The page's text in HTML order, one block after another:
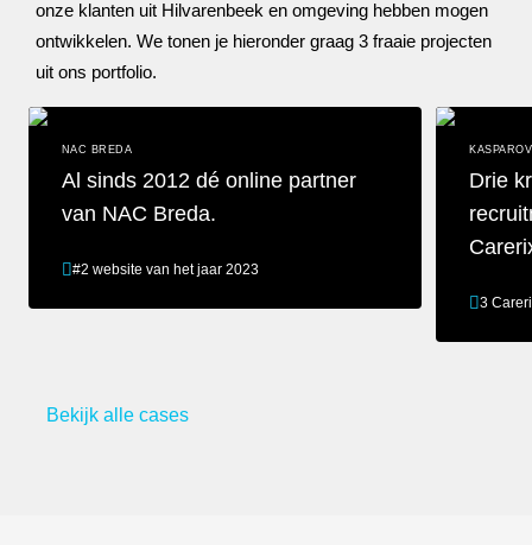
onze klanten uit Hilvarenbeek en omgeving hebben mogen
ontwikkelen. We tonen je hieronder graag 3 fraaie projecten
uit ons portfolio.
NAC BREDA
Al sinds 2012 dé online partner
van NAC Breda.
#2 website van het jaar 2023
Drie
3
Bekijk alle cases